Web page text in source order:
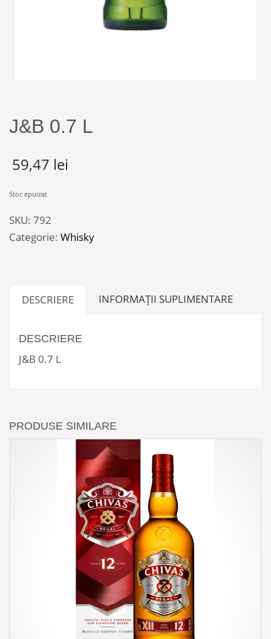
J&B 0.7 L
59,47 lei
Stoc epuizat
SKU: 792
Categorie: Whisky
DESCRIERE INFORMAȚII SUPLIMENTARE
DESCRIERE
J&B 0.7 L
PRODUSE SIMILARE